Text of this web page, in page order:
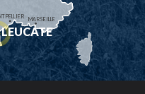
MARSEILLE
LEUCATE